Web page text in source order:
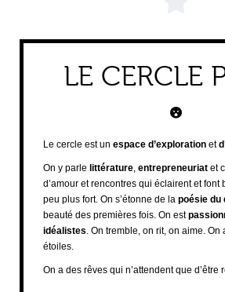
LE CERCLE
Le cercle est un espace d’exploration et
On y parle littérature, entrepreneuriat et
d’amour et rencontres qui éclairent et font
peu plus fort. On s’étonne de la poésie du
beauté des premières fois. On est
idéalistes. On tremble, on rit, on aime. On
étoiles.
On a des rêves qui n’attendent que d’être